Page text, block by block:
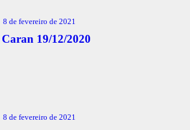
8 de fevereiro de 2021
19/12/2020
8 de fevereiro de 2021